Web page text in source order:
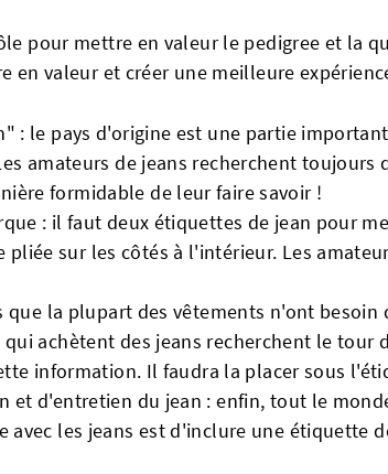
pour mettre en valeur le pedigree et la
en valeur et créer une meilleure
: le pays d'origine est une partie
amateurs de jeans recherchent
formidable de leur faire savoir !
: il faut deux étiquettes de jean pour
sur les côtés à l'intérieur. Les
la plupart des vêtements n'ont
achètent des jeans recherchent le
information. Il faudra la placer sous
et d'entretien du jean : enfin, tout le
avec les jeans est d'inclure une étiquette